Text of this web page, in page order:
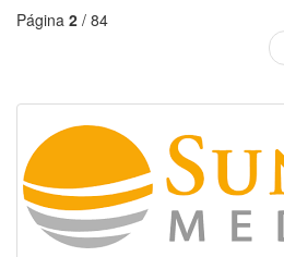
Página 2 / 84